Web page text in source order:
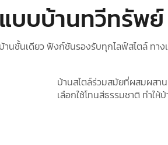
แบบบ้านทวีทรัพ
บ้านชั้นเดียว ฟังก์ชันรองรับทุกไลฟ์สไตล์ ทา
บ้านสไตล์ร่วมสมัยที่ผสมผสา
เลือกใช้โทนสีธรรมชาติ ทำให้